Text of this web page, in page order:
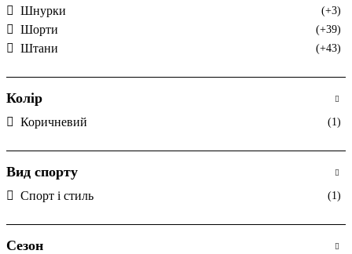
Шнурки (+3)
Шорти (+39)
Штани (+43)
Колір
Коричневий (1)
Вид спорту
Спорт і стиль (1)
Сезон